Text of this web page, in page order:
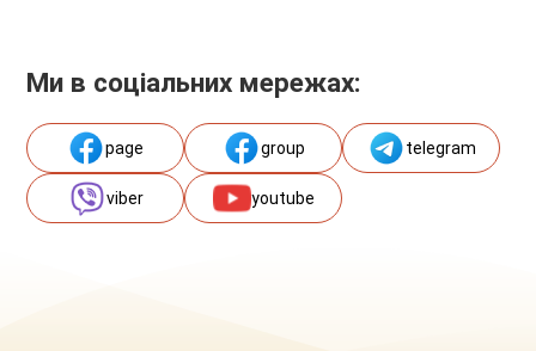
Ми в соціальних мережах:
page group telegram
viber youtube